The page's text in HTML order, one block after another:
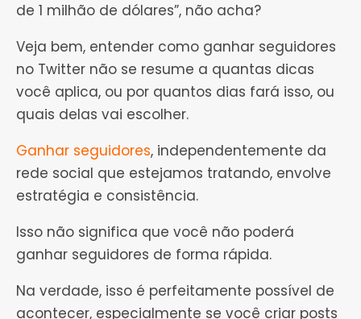
de 1 milhão de dólares”, não acha?
Veja bem, entender como ganhar seguidores
no Twitter não se resume a quantas dicas
você aplica, ou por quantos dias fará isso, ou
quais delas vai escolher.
Ganhar seguidores, independentemente da
rede social que estejamos tratando, envolve
estratégia e consistência.
Isso não significa que você não poderá
ganhar seguidores de forma rápida.
Na verdade, isso é perfeitamente possível de
acontecer, especialmente se você criar posts